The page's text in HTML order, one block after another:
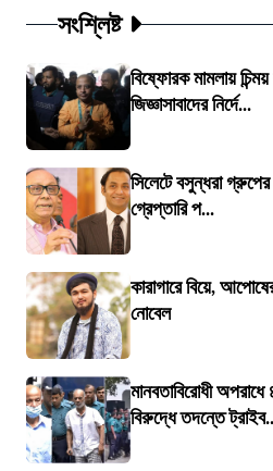
সংশ্লিষ্ট
বিষ্ফোরক মামলায়
জিজ্ঞাসাবাদের নির্দে...
সিলেটে বসুন্ধরা
গ্রেপ্তারি প...
কারাগারে বিয়ে,
নোবেল
মানবতাবিরোধী
বিরুদ্ধে তদন্তে